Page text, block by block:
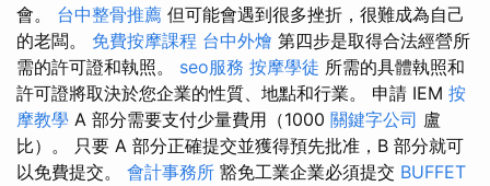
會。 台中整骨推薦 但可能會遇到很多挫折，很難成為自己
的老闆。 免費按摩課程 台中外燴 第四步是取得合法經營所
需的許可證和執照。 seo服務 按摩學徒 所需的具體執照和
許可證將取決於您企業的性質、地點和行業。 申請 IEM 按
摩教學 A 部分需要支付少量費用（1000 關鍵字公司 盧
比）。 只要 A 部分正確提交並獲得預先批准，B 部分就可
以免費提交。 會計事務所 豁免工業企業必須提交 BUFFET